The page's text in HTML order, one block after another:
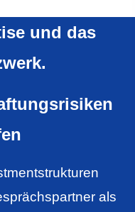
und das
als